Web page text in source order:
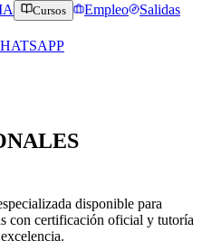
Cursos Empleo
Salidas
disponible para
con certificación oficial y tutoría